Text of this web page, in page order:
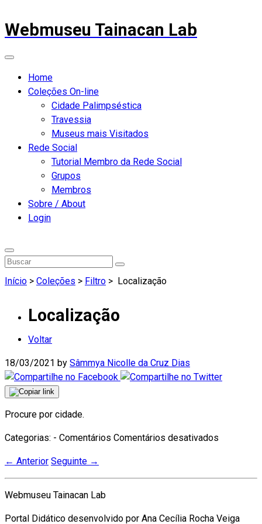
Webmuseu Tainacan Lab
Home
Coleções On-line
Cidade Palimpséstica
Travessia
Museus mais Visitados
Rede Social
Tutorial Membro da Rede Social
Grupos
Membros
Sobre / About
Login
Início > Coleções > Filtro > Localização
Localização
Voltar
18/03/2021 by Sâmmya Nicolle da Cruz Dias
Procure por cidade.
Categorias: - Comentários Comentários desativados
← Anterior Seguinte →
Webmuseu Tainacan Lab
Portal Didático desenvolvido por Ana Cecília Rocha Veiga